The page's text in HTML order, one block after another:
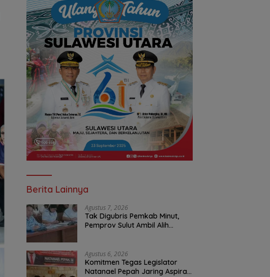
Berita Lainnya
Agustus 7, 2026
Tak Digubris Pemkab Minut,
Pemprov Sulut Ambil Alih
Agustus 6, 2026
Komitmen Tegas Legislator
Natanael Pepah Jaring Aspirasi